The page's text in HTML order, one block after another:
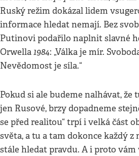
Ruský režim dokázal lidem
informace hledat nemají. Bez
Putinovi podařilo naplnit slavné
Orwella1984: „Válka je mír.
Nevědomost je síla.“
Pokud si ale budeme nalhávat,
jen Rusové, brzy dopadneme
se před realitou“ trpí i velká část
světa, a tu a tam dokonce každý z
stále hledat pravdu. A i proto vám